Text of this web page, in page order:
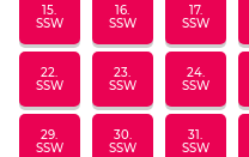
15.
SSW
16.
SSW
17.
SSW
22.
SSW
23.
SSW
24.
SSW
29.
SSW
30.
SSW
31.
SSW